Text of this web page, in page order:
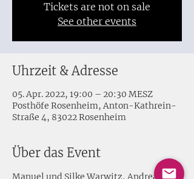
Tickets are not on sale
See other events
Uhrzeit & Adresse
05. Apr. 2022, 19:00 – 20:30 MESZ
Posthöfe Rosenheim, Anton-Kathrein-
Straße 4, 83022 Rosenheim
Über das Event
Manuel und Silke Warwitz, Andreas